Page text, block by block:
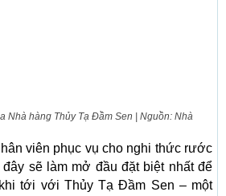
Nhà hàng Thủy Tạ Đầm Sen | Nguồn: Nhà
viên phục vụ cho nghi thức rước
sẽ làm mở đầu đặt biệt nhất để
tới với Thủy Tạ Đầm Sen – một